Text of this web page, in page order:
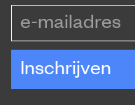
Inschrijven